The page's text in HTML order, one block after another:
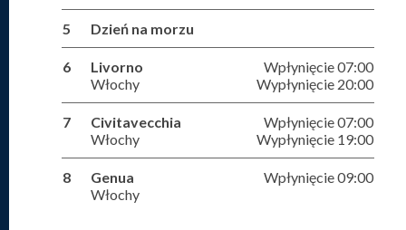
5 Dzień na morzu
6
Livorno
Włochy
Wpłynięcie 07:00
Wypłynięcie 20:00
7
Civitavecchia
Włochy
Wpłynięcie 07:00
Wypłynięcie 19:00
8
Genua
Włochy
Wpłynięcie 09:00